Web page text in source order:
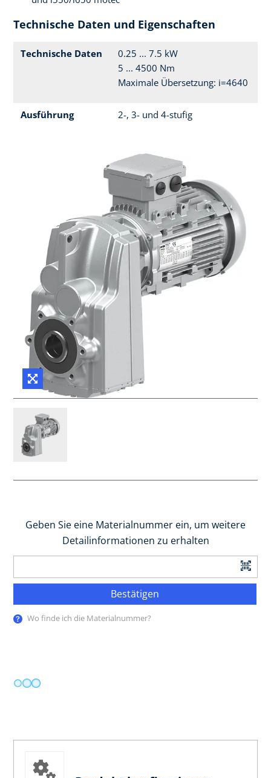
Technische Daten und Eigenschaften
Technische Daten
0.25 ... 7.5 kW
5 ... 4500 Nm
Maximale Übersetzung: i=4640
Ausführung 2-, 3- und 4-stufig
Geben Sie eine Materialnummer ein, um weitere
Detailinformationen zu erhalten
Bestätigen
Wo finde ich die Materialnummer?